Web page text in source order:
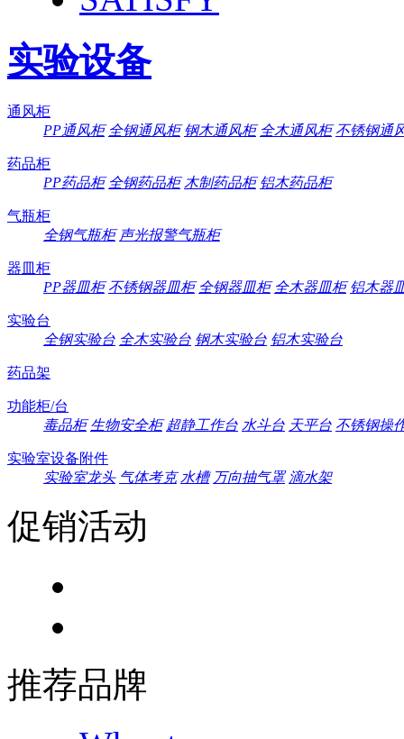
实验设备
通风柜
PP通风柜 全钢通风柜 钢木通风柜 全木通风柜 不锈钢通
药品柜
PP药品柜 全钢药品柜 木制药品柜 铝木药品柜
气瓶柜
全钢气瓶柜 声光报警气瓶柜
器皿柜
PP器皿柜 不锈钢器皿柜 全钢器皿柜 全木器皿柜 铝木器
实验台
全钢实验台 全木实验台 钢木实验台 铝木实验台
药品架
功能柜/台
毒品柜 生物安全柜 超静工作台 水斗台 天平台 不锈钢操
实验室设备附件
实验室龙头 气体考克 水槽 万向抽气罩 滴水架
促销活动
推荐品牌